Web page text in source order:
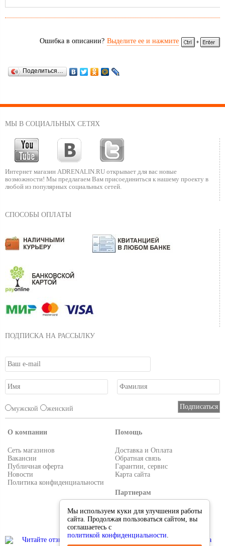
Ошибка в описании? Выделите ее и нажмите
Поделиться…
МЫ В СОЦИАЛЬНЫХ СЕТЯХ
Интернет магазин ADRENALIN.RU открывает для вас новые
возможности! Мы предлагаем Вам присоединиться к нашему проекту в
любой из популярных социальных сетей.
СПОСОБЫ ОПЛАТЫ
ПОДПИСКА НА РАССЫЛКУ
мужской женский
О компании
Сеть магазинов
Вакансии
Публичная оферта
Новости
Политика конфиденциальности
Помощь
Доставка и Оплата
Обратная связь
Гарантии, сервис
Карта сайта
Партнерам
Условия работы
Реквизиты
Мы используем куки для улучшения работы
сайта. Продолжая пользоваться сайтом, вы
соглашаетесь с
политикой конфиденциальности.